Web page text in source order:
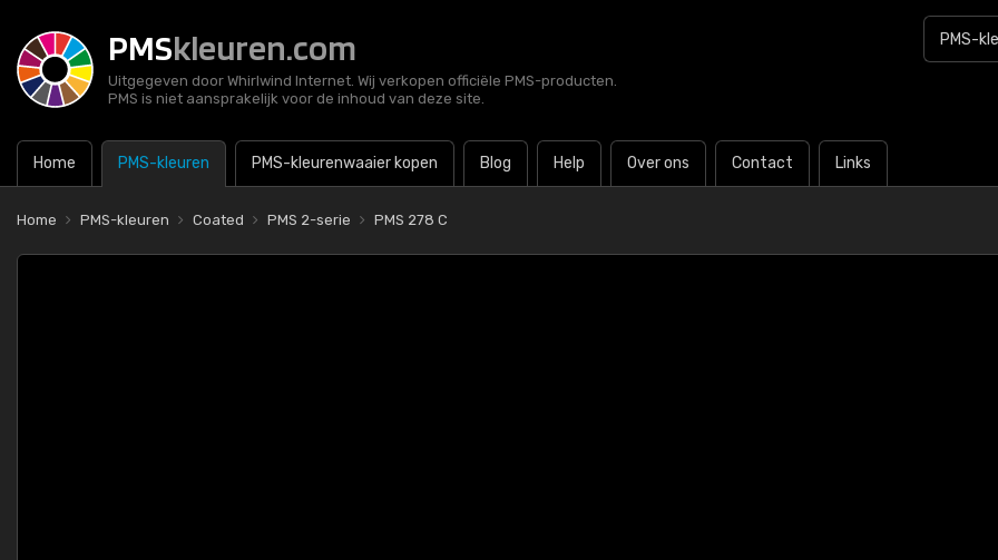
PMSkleuren.com
Uitgegeven door Whirlwind Internet. Wij verkopen officiële PMS-producten.
PMS is niet aansprakelijk voor de inhoud van deze site.
Home PMS-kleuren PMS-kleurenwaaier kopen Blog Help Over ons Contact Links
Home PMS-kleuren Coated PMS 2-serie PMS 278 C